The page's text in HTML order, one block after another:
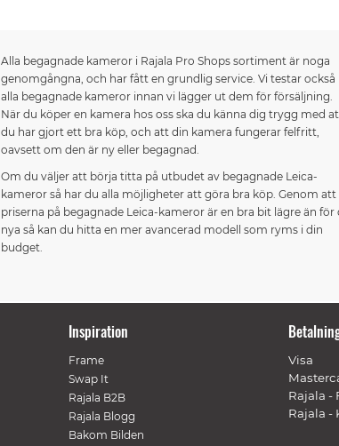
Alla begagnade kameror i Rajala Pro Shops sortiment är noga
genomgångna, och har fått en grundlig service. Vi testar också
alla begagnade kameror innan vi lägger ut dem för försäljning.
När du köper en kamera hos oss ska du känna dig trygg med
du har gjort ett bra köp, och att din kamera fungerar felfritt,
oavsett om den är ny eller begagnad.
Om du väljer att börja titta på utbudet av begagnade Leica-
kameror så har du alla möjligheter att göra bra köp. Genom att
priserna på begagnade Leica-kameror är en bra bit lägre än för
nya så kan du hitta en mer avancerad modell som ryms i din
budget.
Inspiration
Frame
Swap It
Rajala B2B
Rajala Blogg
Bakom Bilden
Visa
Rajala -
Rajala -